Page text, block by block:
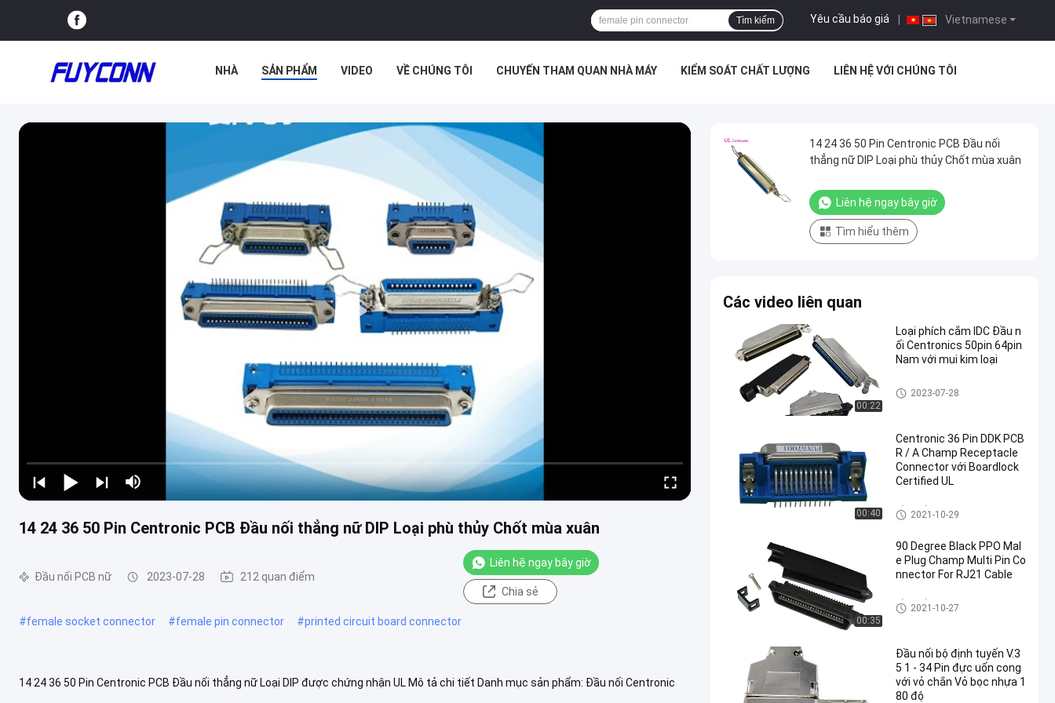
Vietnamese
Yêu cầu báo giá
Tìm kiếm
NHÀ SẢN PHẨM VIDEO VỀ CHÚNG TÔI CHUYẾN THAM QUAN NHÀ MÁY KIỂM SOÁT CHẤT LƯỢNG LIÊN HỆ VỚI CHÚNG TÔI
14 24 36 50 Pin Centronic PCB Đầu nối thẳng nữ DIP Loại phù thủy Chốt mùa xuân
Đầu nối PCB nữ 2023-07-28 212 quan điểm
Liên hệ ngay bây giờ
Chia sẻ
#female socket connector #female pin connector #printed circuit board connector
14 24 36 50 Pin Centronic PCB Đầu nối thẳng nữ Loại DIP được chứng nhận UL Mô tả chi tiết Danh mục sản phẩm: Đầu nối Centronic
14 24 36 50 Pin Centronic PCB Đầu nối
thẳng nữ DIP Loại phù thủy Chốt mùa xuân
Liên hệ ngay bây giờ
Tìm hiểu thêm
Các video liên quan
00:22
Loại phích cắm IDC Đầu n
ối Centronics 50pin 64pin
Nam với mui kim loại
Centronics Connector
2023-07-28
00:40
Centronic 36 Pin DDK PCB
R / A Champ Receptacle
Connector với Boardlock
Certified UL
Đầu nối PCB nữ
2021-10-29
00:35
90 Degree Black PPO Mal
e Plug Champ Multi Pin Co
nnector For RJ21 Cable
Đầu nối Pin Centronics 50 Pin
2021-10-27
Đầu nối bộ định tuyến V.3
5 1 - 34 Pin đực uốn cong
với vỏ chắn Vỏ bọc nhựa 1
80 độ